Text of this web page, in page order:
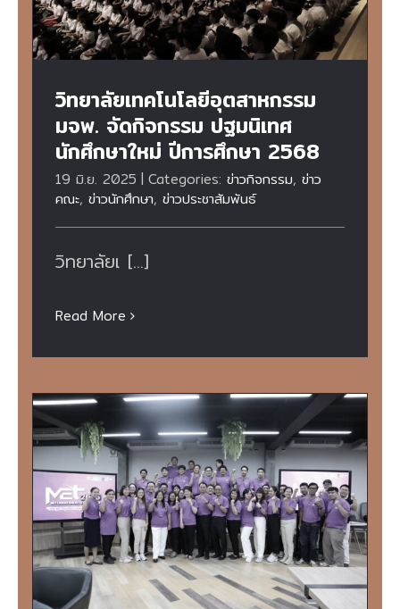
วิทยาลัยเทคโนโลยีอุตสาหกรรม
มจพ. จัดกิจกรรม ปฐมนิเทศ
นักศึกษาใหม่ ปีการศึกษา 2568
19 มิ.ย. 2025 | Categories: ข่าวกิจกรรม, ข่าว
คณะ, ข่าวนักศึกษา, ข่าวประชาสัมพันธ์
วิทยาลัยเ [...]
Read More
บรรยากาศงาน MET 2025 International
Symposium ภายใต้หัวข้อ “New Gen
Engineers Shaping the Future”